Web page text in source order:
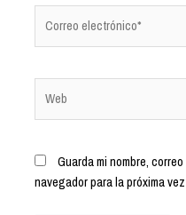
Guarda mi nombre,
navegador para la próxima